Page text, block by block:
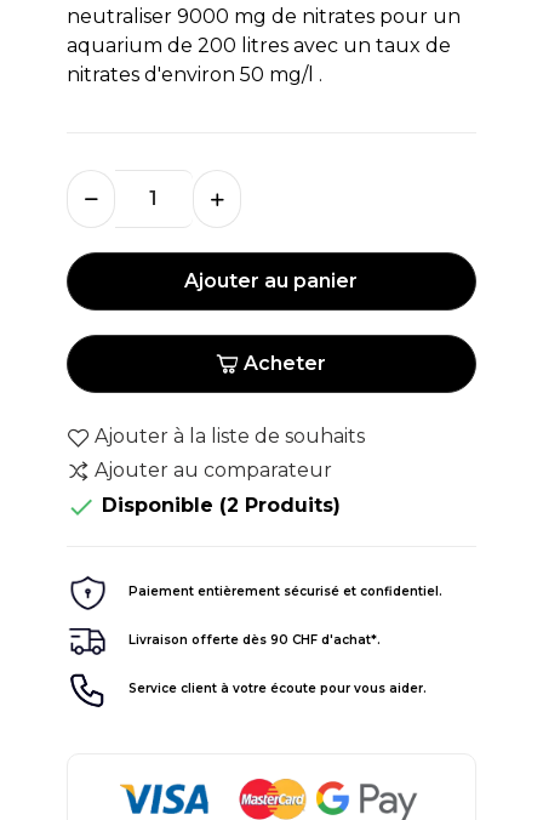
neutraliser 9000 mg de nitrates pour un
aquarium de 200 litres avec un taux de
nitrates d'environ 50 mg/l .
Ajouter au panier
Acheter
Ajouter à la liste de souhaits
Ajouter au comparateur
 Disponible (2 Produits)
Paiement entièrement sécurisé et confidentiel.
Livraison offerte dès 90 CHF d'achat*.
Service client à votre écoute pour vous aider.